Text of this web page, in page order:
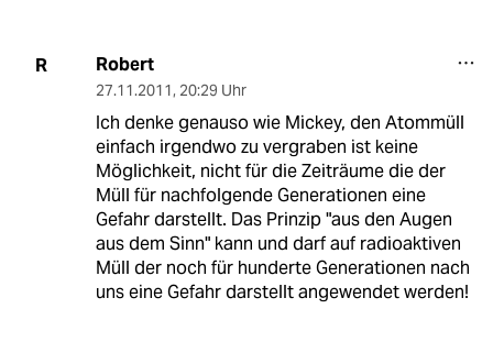
R Robert
27.11.2011, 20:29 Uhr
Ich denke genauso wie Mickey, den Atommüll
einfach irgendwo zu vergraben ist keine
Möglichkeit, nicht für die Zeiträume die der
Müll für nachfolgende Generationen eine
Gefahr darstellt. Das Prinzip "aus den Augen
aus dem Sinn" kann und darf auf radioaktiven
Müll der noch für hunderte Generationen nach
uns eine Gefahr darstellt angewendet werden!